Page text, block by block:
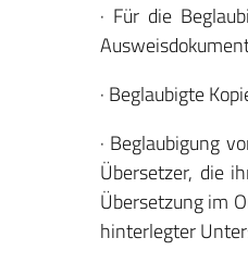
· Für die
· Beglaubigte
· Beglaubigung
Übersetzer, die
Übersetzung im
hinterlegter